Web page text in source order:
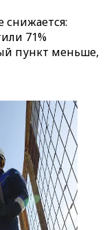
снижается:
71%
пункт меньше,